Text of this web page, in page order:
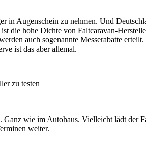
in Augenschein zu nehmen. Und
die hohe Dichte von Faltcaravan-
auch sogenannte Messerabatte
ist das aber allemal.
zu testen
wie im Autohaus. Vielleicht lädt der
weiter.